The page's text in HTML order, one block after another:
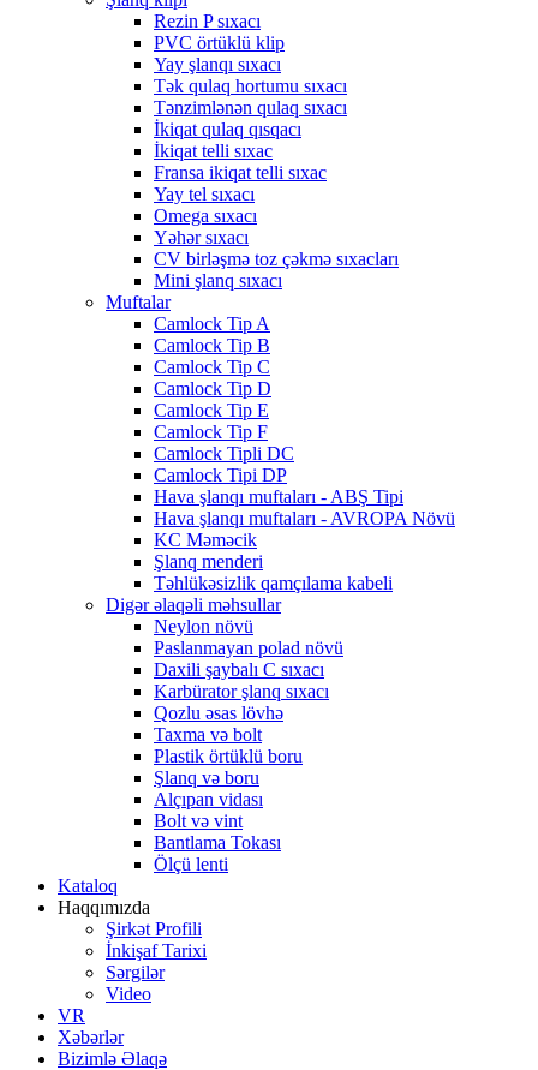
Rezin P sıxacı
PVC örtüklü klip
Yay şlanqı sıxacı
Tək qulaq hortumu sıxacı
Tənzimlənən qulaq sıxacı
İkiqat qulaq qısqacı
İkiqat telli sıxac
Fransa ikiqat telli sıxac
Yay tel sıxacı
Omega sıxacı
Yəhər sıxacı
CV birləşmə toz çəkmə sıxacları
Mini şlanq sıxacı
Muftalar
Camlock Tip A
Camlock Tip B
Camlock Tip C
Camlock Tip D
Camlock Tip E
Camlock Tip F
Camlock Tipli DC
Camlock Tipi DP
Hava şlanqı muftaları - ABŞ Tipi
Hava şlanqı muftaları - AVROPA Növü
KC Məməcik
Şlanq menderi
Təhlükəsizlik qamçılama kabeli
Digər əlaqəli məhsullar
Neylon növü
Paslanmayan polad növü
Daxili şaybalı C sıxacı
Karbürator şlanq sıxacı
Qozlu əsas lövhə
Taxma və bolt
Plastik örtüklü boru
Şlanq və boru
Alçıpan vidası
Bolt və vint
Bantlama Tokası
Ölçü lenti
Kataloq
Haqqımızda
Şirkət Profili
İnkişaf Tarixi
Sərgilər
Video
VR
Xəbərlər
Bizimlə Əlaqə